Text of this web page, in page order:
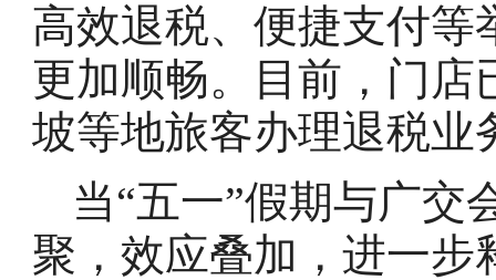
高效退税、便捷支付等
更加顺畅。目前，门
坡等地旅客办理退税业
当“五一”假期与广交
聚，效应叠加，进一步